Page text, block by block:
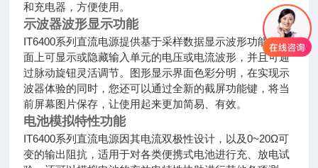
和充电器，方便使用。
示波器波形显示功能
IT6400系列直流电源提供基于采样数据显示波形功能，界
面上可显示或隐藏输入单元的电压或电流波形，并且可通
过脉动旋钮灵活调节。图形显示界面色彩分明，在实现示
波器体验的同时，您还可以通过全新的截屏功能键，将当
前屏幕图片保存，让使用起来更加简易、有效。
电池模拟特性功能
IT6400系列直流电源因其电流双极性设计，以及0~20Ω可
变的输出阻抗，适用于对各类便携式电池进行充、放电试